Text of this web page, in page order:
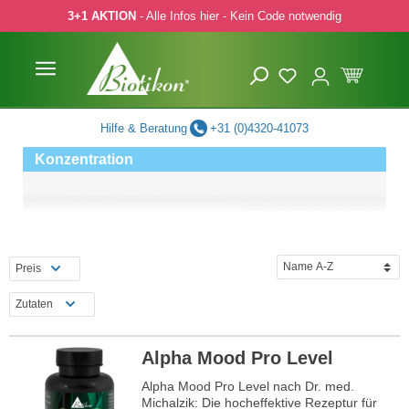
Hauptinhalt springen
Zur Suche springen
Zur Hauptnavigation springen
3+1 AKTION - Alle Infos hier - Kein Code notwendig
Hilfe & Beratung +31 (0)4320-41073
Konzentration
Preis
Zutaten
Alpha Mood Pro Level
Alpha Mood Pro Level nach Dr. med.
Michalzik: Die hocheffektive Rezeptur für